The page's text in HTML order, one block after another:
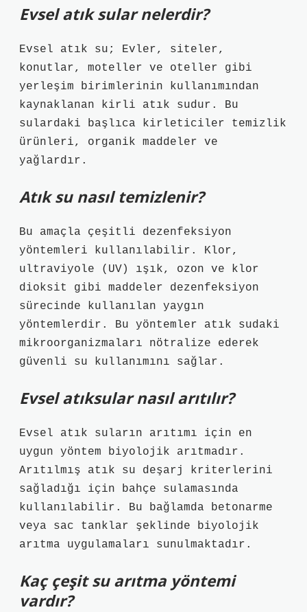
Evsel atık sular nelerdir?
Evsel atık su; Evler, siteler,
konutlar, moteller ve oteller gibi
yerleşim birimlerinin kullanımından
kaynaklanan kirli atık sudur. Bu
sulardaki başlıca kirleticiler temizlik
ürünleri, organik maddeler ve
yağlardır.
Atık su nasıl temizlenir?
Bu amaçla çeşitli dezenfeksiyon
yöntemleri kullanılabilir. Klor,
ultraviyole (UV) ışık, ozon ve klor
dioksit gibi maddeler dezenfeksiyon
sürecinde kullanılan yaygın
yöntemlerdir. Bu yöntemler atık sudaki
mikroorganizmaları nötralize ederek
güvenli su kullanımını sağlar.
Evsel atıksular nasıl arıtılır?
Evsel atık suların arıtımı için en
uygun yöntem biyolojik arıtmadır.
Arıtılmış atık su deşarj kriterlerini
sağladığı için bahçe sulamasında
kullanılabilir. Bu bağlamda betonarme
veya sac tanklar şeklinde biyolojik
arıtma uygulamaları sunulmaktadır.
Kaç çeşit su arıtma yöntemi
vardır?